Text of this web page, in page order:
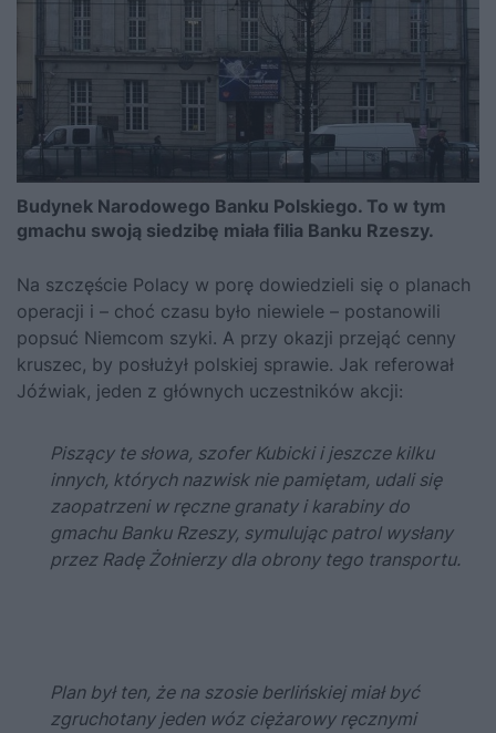
Budynek Narodowego Banku Polskiego. To w tym
gmachu swoją siedzibę miała filia Banku Rzeszy.
Na szczęście Polacy w porę dowiedzieli się o planach
operacji i – choć czasu było niewiele – postanowili
popsuć Niemcom szyki. A przy okazji przejąć cenny
kruszec, by posłużył polskiej sprawie. Jak referował
Jóźwiak, jeden z głównych uczestników akcji:
Piszący te słowa, szofer Kubicki i jeszcze kilku
innych, których nazwisk nie pamiętam, udali się
zaopatrzeni w ręczne granaty i karabiny do
gmachu Banku Rzeszy, symulując patrol wysłany
przez Radę Żołnierzy dla obrony tego transportu.
Plan był ten, że na szosie berlińskiej miał być
zgruchotany jeden wóz ciężarowy ręcznymi